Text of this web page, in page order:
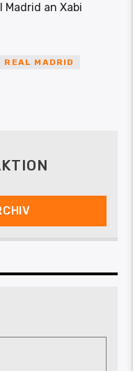
Madrid an Xabi
REAL MADRID